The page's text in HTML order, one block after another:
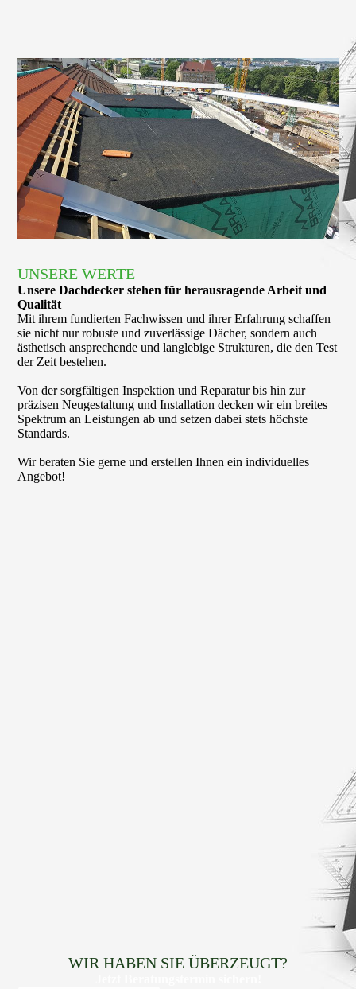
UNSERE WERTE
Unsere Dach­decker stehen für heraus­ragende Arbeit und
Qualität
Mit ihrem fundierten Fachwissen und ihrer Erfahrung schaffen
sie nicht nur robuste und zuverlässige Dächer, sondern auch
ästhetisch ansprechende und langlebige Strukturen, die den Test
der Zeit bestehen.
Von der sorgfältigen Inspektion und Reparatur bis hin zur
präzisen Neu­gestal­tung und Installation decken wir ein breites
Spektrum an Leistungen ab und setzen dabei stets höchste
Standards.
Wir beraten Sie gerne und erstellen Ihnen ein individuelles
Angebot!
WIR HABEN SIE ÜBERZEUGT?